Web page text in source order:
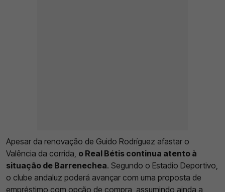
Apesar da renovação de Guido Rodríguez afastar o
Valência da corrida, o Real Bétis continua atento à
situação de Barrenechea. Segundo o Estadio Deportivo,
o clube andaluz poderá avançar com uma proposta de
empréstimo com opção de compra, assumindo ainda a